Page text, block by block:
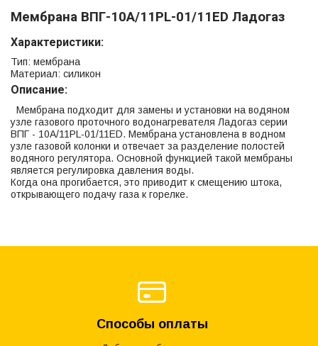
Мембрана ВПГ-10А/11PL-01/11ЕD Ладогаз
Характеристики:
Тип: мембрана
Материал: силикон
Описание:
Мембрана подходит для замены и установки на водяном
узле газового проточного водонагревателя Ладогаз серии
ВПГ - 10А/11PL-01/11ED. Мембрана установлена в водном
узле газовой колонки и отвечает за разделение полостей
водяного регулятора. Основной функцией такой мембраны
является регулировка давления воды.
Когда она прогибается, это приводит к смещению штока,
открывающего подачу газа к горелке.
Способы оплаты